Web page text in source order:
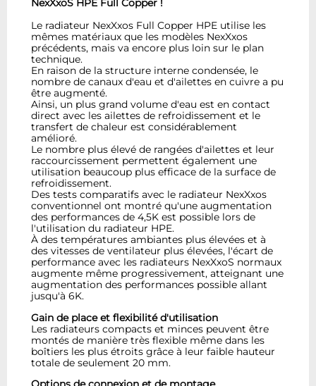
NexXxoS HPE Full Copper !
Le radiateur NexXxos Full Copper HPE utilise les
mêmes matériaux que les modèles NexXxos
précédents, mais va encore plus loin sur le plan
technique.
En raison de la structure interne condensée, le
nombre de canaux d'eau et d'ailettes en cuivre a pu
être augmenté.
Ainsi, un plus grand volume d'eau est en contact
direct avec les ailettes de refroidissement et le
transfert de chaleur est considérablement
amélioré.
Le nombre plus élevé de rangées d'ailettes et leur
raccourcissement permettent également une
utilisation beaucoup plus efficace de la surface de
refroidissement.
Des tests comparatifs avec le radiateur NexXxos
conventionnel ont montré qu'une augmentation
des performances de 4,5K est possible lors de
l'utilisation du radiateur HPE.
À des températures ambiantes plus élevées et à
des vitesses de ventilateur plus élevées, l'écart de
performance avec les radiateurs NexXxoS normaux
augmente même progressivement, atteignant une
augmentation des performances possible allant
jusqu'à 6K.
Gain de place et flexibilité d'utilisation
Les radiateurs compacts et minces peuvent être
montés de manière très flexible même dans les
boîtiers les plus étroits grâce à leur faible hauteur
totale de seulement 20 mm.